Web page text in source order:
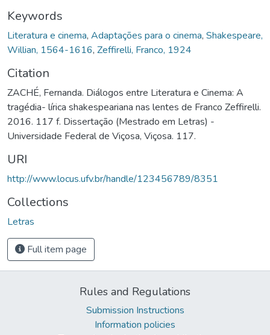
Keywords
Literatura e cinema, Adaptações para o cinema, Shakespeare,
Willian, 1564-1616, Zeffirelli, Franco, 1924
Citation
ZACHÉ, Fernanda. Diálogos entre Literatura e Cinema: A
tragédia- lírica shakespeariana nas lentes de Franco Zeffirelli.
2016. 117 f. Dissertação (Mestrado em Letras) -
Universidade Federal de Viçosa, Viçosa. 117.
URI
http://www.locus.ufv.br/handle/123456789/8351
Collections
Letras
Full item page
Rules and Regulations
Submission Instructions
Information policies